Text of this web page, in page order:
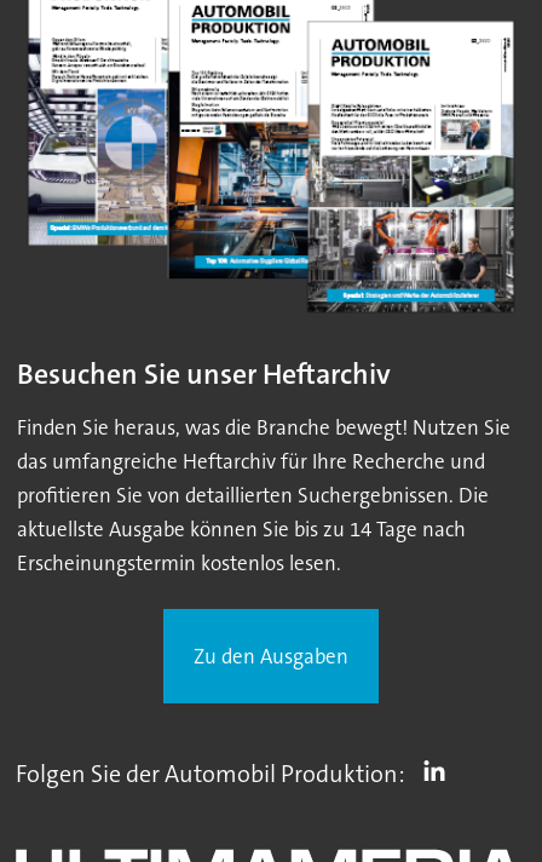
Besuchen Sie unser Heftarchiv
Finden Sie heraus, was die Branche bewegt! Nutzen Sie
das umfangreiche Heftarchiv für Ihre Recherche und
profitieren Sie von detaillierten Suchergebnissen. Die
aktuellste Ausgabe können Sie bis zu 14 Tage nach
Erscheinungstermin kostenlos lesen.
Zu den Ausgaben
Folgen Sie der Automobil Produktion: